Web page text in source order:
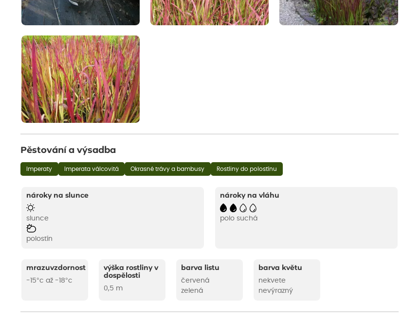
Pěstování a výsadba
Imperaty Imperata válcovitá Okrasné trávy a bambusy Rostliny do polostínu
nároky na slunce
slunce
polostín
nároky na vláhu
polo suchá
mrazuvzdornost
-15°c až -18°c
výška rostliny v
dospělosti
0,5 m
barva listu
červená
zelená
barva květu
nekvete
nevýrazný